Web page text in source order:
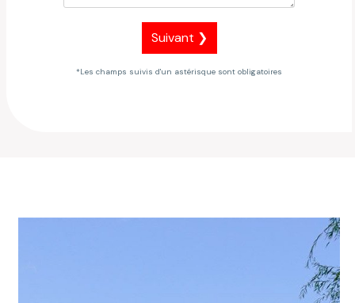
Suivant ❯
*Les champs suivis d'un astérisque sont obligatoires